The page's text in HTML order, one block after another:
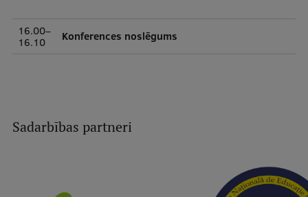
16.00–
16.10
Konferences noslēgums
Sadarbības partneri